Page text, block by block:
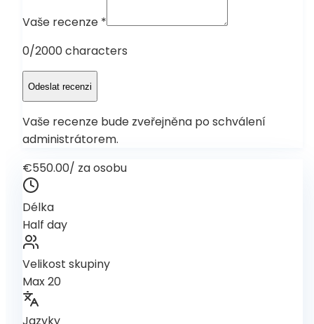
Vaše recenze *
0/2000 characters
Odeslat recenzi
Vaše recenze bude zveřejněna po schválení
administrátorem.
€550.00/ za osobu
Délka
Half day
Velikost skupiny
Max 20